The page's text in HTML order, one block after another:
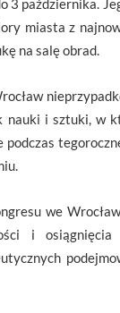
miasta z
na salę obrad.
nauki i sztuki, w
we
i